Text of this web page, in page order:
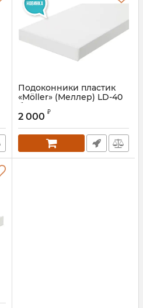
Подоконники пластик
«Möller» (Меллер) LD-40
белый матовый элегант
2 000 ₽